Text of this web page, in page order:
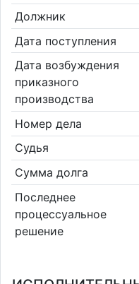
Должник
Дата поступления
Дата возбуждения
приказного
производства
Номер дела
Судья
Сумма долга
Последнее
процессуальное
решение